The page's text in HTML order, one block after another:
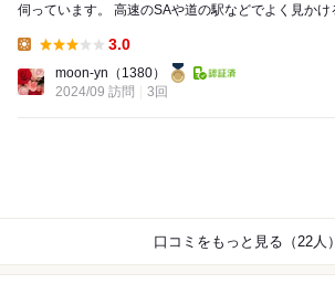
伺っています。 高速のSAや道の駅などでよく見かけるお団子の販売元で
3.0
moon-yn （1380）
2024/09 訪問
3回
口コミをもっと見る（22人）